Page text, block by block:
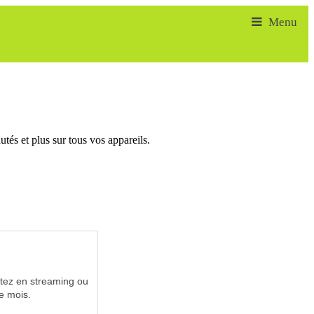
et plus sur tous vos appareils.
en streaming ou
mois.